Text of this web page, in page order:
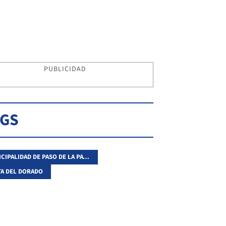
PUBLICIDAD
MUNICIPALIDAD DE PASO DE LA PATRIA
DEL DORADO